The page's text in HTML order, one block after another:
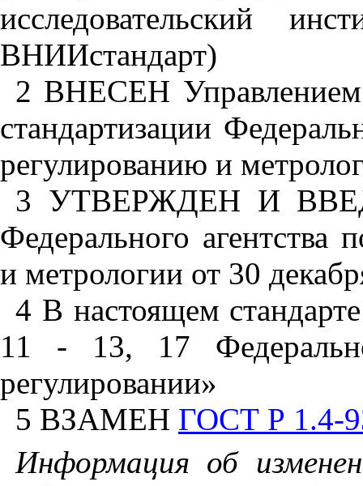
исследовательский
ВНИИстандарт)
2 ВНЕСЕН Управлением
стандартизации
регулированию и
3 УТВЕРЖДЕН И
Федерального агентства
и метрологии от 30
4 В настоящем стандарте
11 - 13, 17
регулировании»
5 ВЗАМЕН ГОСТ Р 1.4-
Информация об